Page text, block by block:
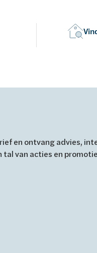
en ontvang advies,
van acties en